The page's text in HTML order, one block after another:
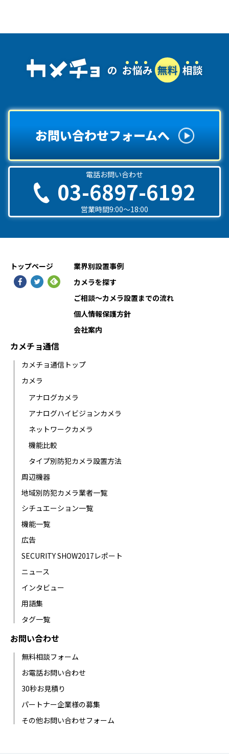
お問い合わせフォームへ
電話お問い合わせ
03-6897-6192
営業時間9:00〜18:00
トップページ
業界別設置事例
カメラを探す
ご相談〜カメラ設置までの流れ
個人情報保護方針
会社案内
カメチョ通信
カメチョ通信トップ
カメラ
アナログカメラ
アナログハイビジョンカメラ
ネットワークカメラ
機能比較
タイプ別防犯カメラ設置方法
周辺機器
地域別防犯カメラ業者一覧
シチュエーション一覧
機能一覧
広告
SECURITY SHOW2017レポート
ニュース
インタビュー
用語集
タグ一覧
お問い合わせ
無料相談フォーム
お電話お問い合わせ
30秒お見積り
パートナー企業様の募集
その他お問い合わせフォーム